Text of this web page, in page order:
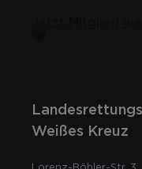
Weißes Kreuz
Lorenz-Böhler-Str. 3